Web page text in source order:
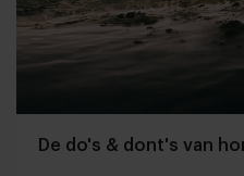
De do's & dont's van